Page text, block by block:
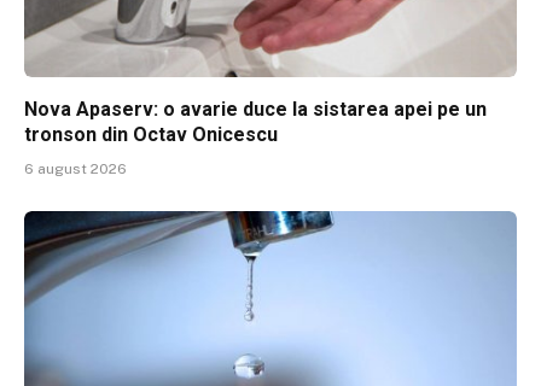
Nova Apaserv: o avarie duce la sistarea apei pe un
tronson din Octav Onicescu
6 august 2026